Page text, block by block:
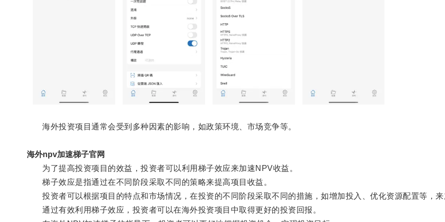
海外投资项目通常会受到多种因素的影响，如政策环境、市场竞争等。
海外npv加速梯子官网
为了提高投资项目的效益，投资者可以利用梯子效应来加速NPV收益。
梯子效应是指通过在不同阶段采取不同的策略来提高项目收益。
投资者可以根据项目的特点和市场情况，在投资的不同阶段采取不同的措施，如增加投入、优化资源配置等，来
通过有效利用梯子效应，投资者可以在海外投资项目中取得更好的投资回报。